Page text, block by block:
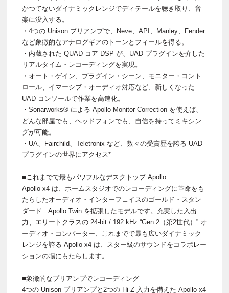
かつてないダイナミックレンジでディテールを聴き取り、音
楽に没入する。
・4つの Unison プリアンプで、Neve、API、Manley、Fender
など象徴的なアナログギアのトーンとフィールを得る。
・内蔵された QUAD コア DSP が、UAD プラグインを介した
リアルタイム・レコーディングを実現。
・オート・ゲイン、プラグイン・シーン、モニター・コント
ロール、イマーシブ・オーディオ対応など、新しくなった
UAD コンソールで作業を高速化。
・Sonarworks® による Apollo Monitor Correction を使えば、
どんな部屋でも、ヘッドフォンでも、自信を持ってミキシン
グが可能。
・UA、Fairchild、Teletronix など、数々の受賞歴を誇る UAD
プラグインの世界にアクセス*
■これまでで最もパワフルなデスクトップ Apollo
Apollo x4 は、ホームスタジオでのレコーディングに革命をも
たらしたオーディオ・インターフェイスのゴールド・スタン
ダード : Apollo Twin を拡張したモデルです。充実した入出
力、エリートクラスの 24-bit / 192 kHz “Gen 2（第2世代）” オ
ーディオ・コンバーター、これまでで最も広いダイナミック
レンジを誇る Apollo x4 は、スター級のサウンドをコラボレー
ションの場にもたらします。
■象徴的なプリアンプでレコーディング
4つの Unison プリアンプと2つの Hi-Z 入力を備えた Apollo x4